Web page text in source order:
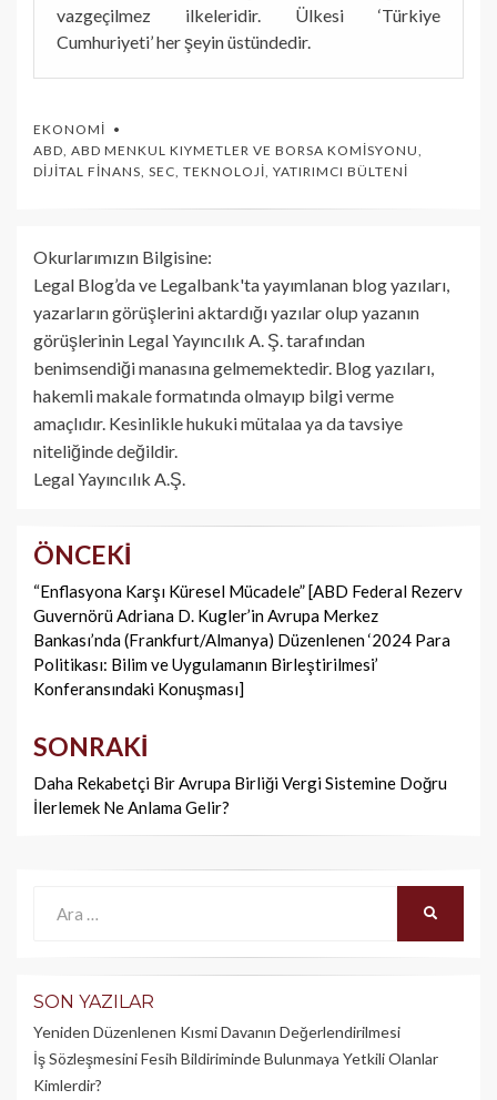
vazgeçilmez ilkeleridir. Ülkesi ‘Türkiye
Cumhuriyeti’ her şeyin üstündedir.
EKONOMI
ABD ABD MENKUL KIYMETLER VE BORSA KOMISYONU
DIJITAL FINANS SEC TEKNOLOJI YATIRIMCI BÜLTENI
Okurlarımızın Bilgisine:
Legal Blog’da ve Legalbank'ta yayımlanan blog yazıları,
yazarların görüşlerini aktardığı yazılar olup yazanın
görüşlerinin Legal Yayıncılık A. Ş. tarafından
benimsendiği manasına gelmemektedir. Blog yazıları,
hakemli makale formatında olmayıp bilgi verme
amaçlıdır. Kesinlikle hukuki mütalaa ya da tavsiye
niteliğinde değildir.
Legal Yayıncılık A.Ş.
Yazı
dolaşımı
ÖNCEKI
“Enflasyona Karşı Küresel Mücadele” [ABD Federal Rezerv
Guvernörü Adriana D. Kugler’in Avrupa Merkez
Bankası’nda (Frankfurt/Almanya) Düzenlenen ‘2024 Para
Politikası: Bilim ve Uygulamanın Birleştirilmesi’
Konferansındaki Konuşması]
SONRAKI
Daha Rekabetçi Bir Avrupa Birliği Vergi Sistemine Doğru
İlerlemek Ne Anlama Gelir?
SON YAZILAR
Yeniden Düzenlenen Kısmi Davanın Değerlendirilmesi
İş Sözleşmesini Fesih Bildiriminde Bulunmaya Yetkili Olanlar
Kimlerdir?